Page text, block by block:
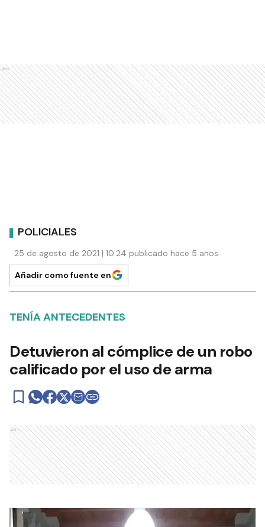
Ads
POLICIALES
25 de agosto de 2021 | 10:24 publicado hace 5 años
Añadir como fuente en
TENÍA ANTECEDENTES
Detuvieron al cómplice de un robo
calificado por el uso de arma
Ads